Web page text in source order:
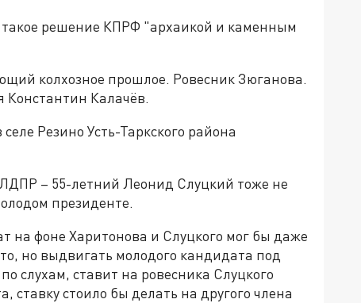
такое решение КПРФ "архаикой и каменным
колхозное прошлое. Ровесник Зюганова.
Константин Калачёв.
Резино Усть-Таркского района
– 55-летний Леонид Слуцкий тоже не
президенте.
на фоне Харитонова и Слуцкого мог бы даже
но выдвигать молодого кандидата под
слухам, ставит на ровесника Слуцкого
ставку стоило бы делать на другого члена